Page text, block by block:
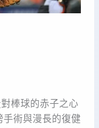
棒球的赤子之心
術與漫長的復健